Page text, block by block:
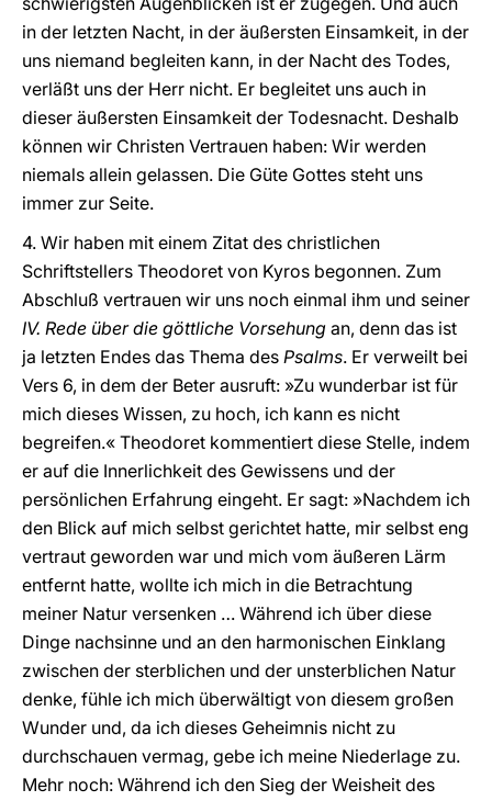
in der letzten Nacht, in der äußersten Einsamkeit, in der
uns niemand begleiten kann, in der Nacht des Todes,
verläßt uns der Herr nicht. Er begleitet uns auch in
dieser äußersten Einsamkeit der Todesnacht. Deshalb
können wir Christen Vertrauen haben: Wir werden
niemals allein gelassen. Die Güte Gottes steht uns
immer zur Seite.
4. Wir haben mit einem Zitat des christlichen
Schriftstellers Theodoret von Kyros begonnen. Zum
Abschluß vertrauen wir uns noch einmal ihm und seiner
IV. Rede über die göttliche Vorsehung an, denn das ist
ja letzten Endes das Thema des Psalms. Er verweilt bei
Vers 6, in dem der Beter ausruft: »Zu wunderbar ist für
mich dieses Wissen, zu hoch, ich kann es nicht
begreifen.« Theodoret kommentiert diese Stelle, indem
er auf die Innerlichkeit des Gewissens und der
persönlichen Erfahrung eingeht. Er sagt: »Nachdem ich
den Blick auf mich selbst gerichtet hatte, mir selbst eng
vertraut geworden war und mich vom äußeren Lärm
entfernt hatte, wollte ich mich in die Betrachtung
meiner Natur versenken … Während ich über diese
Dinge nachsinne und an den harmonischen Einklang
zwischen der sterblichen und der unsterblichen Natur
denke, fühle ich mich überwältigt von diesem großen
Wunder und, da ich dieses Geheimnis nicht zu
durchschauen vermag, gebe ich meine Niederlage zu.
Mehr noch: Während ich den Sieg der Weisheit des